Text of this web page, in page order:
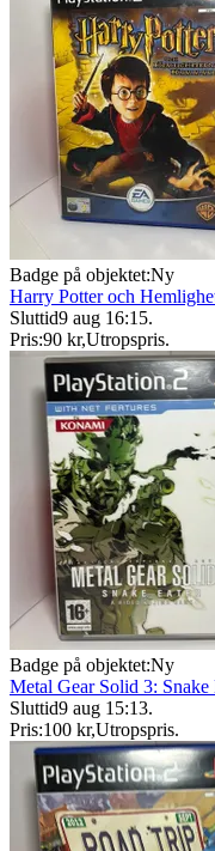
Badge på objektet:Ny
Harry Potter och
Sluttid9 aug 16:15.
Pris:90 kr,Utropspris.
Badge på objektet:Ny
Metal Gear Solid 3:
Sluttid9 aug 15:13.
Pris:100 kr,Utropspris.